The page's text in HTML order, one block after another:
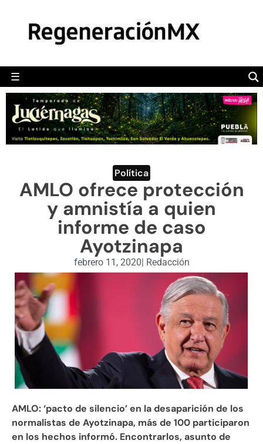
☰
POLÍTICA
CAMALEÓN
OPINIÓN
DEPORTES
ENGLISH SECTION
VIDEOS
Política
AMLO ofrece protección
y amnistía a quien
informe de caso
Ayotzinapa
febrero 11, 2020| Redacción
AMLO: ‘pacto de silencio’ en la desaparición de los
normalistas de Ayotzinapa, más de 100 participaron
en los hechos informó. Encontrarlos, asunto de